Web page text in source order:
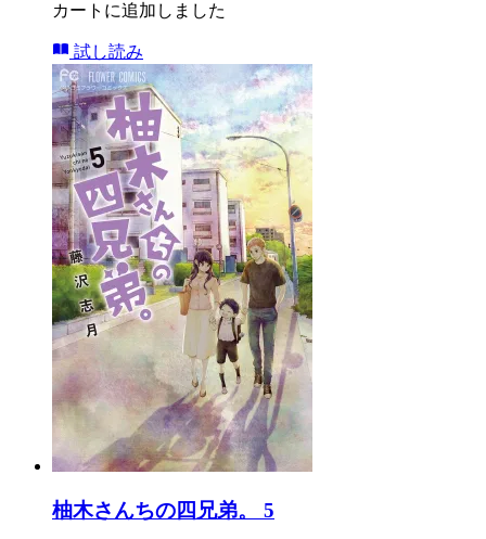
カートに追加しました
試し読み
柚木さんちの四兄弟。 5